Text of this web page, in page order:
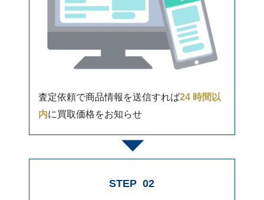
査定依頼で商品情報を送信すれば24 時間以
内に買取価格をお知らせ
STEP 02